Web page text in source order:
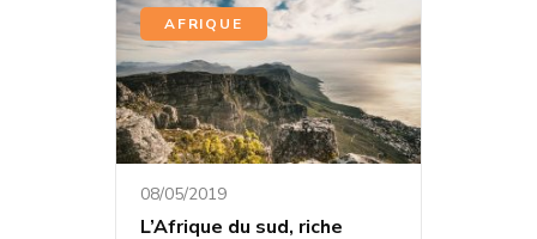
AFRIQUE
08/05/2019
L’Afrique du sud, riche